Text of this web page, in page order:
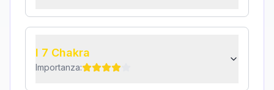
I 7 Chakra
Importanza: